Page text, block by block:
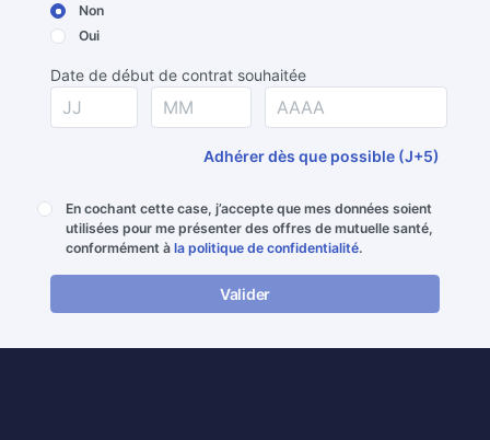
Non
Oui
Date de début de contrat souhaitée
Adhérer dès que possible (J+5)
En cochant cette case, j’accepte que mes données soient
utilisées pour me présenter des offres de mutuelle santé,
conformément à la politique de confidentialité.
Valider